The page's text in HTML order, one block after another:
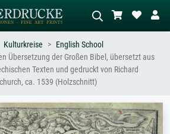
KI-Bildersuche
Welle
Beschreiben Sie die Szene – z.B. Grüne
Ölgemälde, Stehender Akt neben einem
Baum.
Kulturkreise
English School
Übersetzung der Großen Bibel, übersetzt aus
Texten und gedruckt von Richard
ca. 1539 (Holzschnitt)